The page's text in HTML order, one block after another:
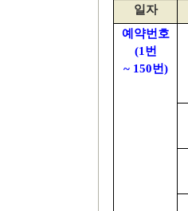
일자
예약번호
(1 번
~ 150번)